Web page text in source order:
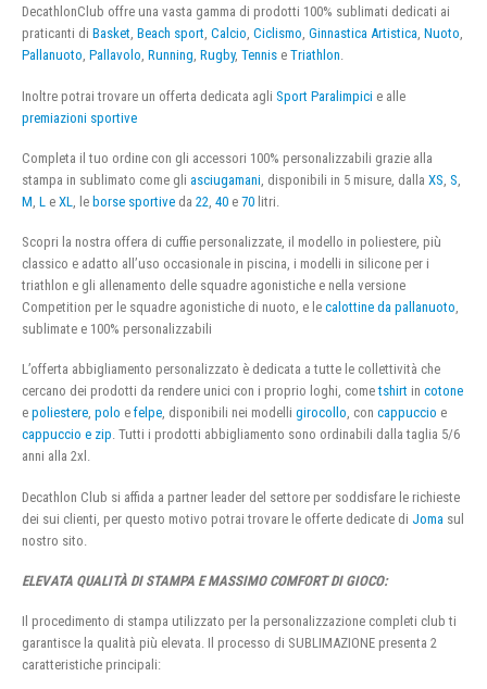
DecathlonClub offre una vasta gamma di prodotti 100% sublimati dedicati ai
praticanti di Basket, Beach sport, Calcio, Ciclismo, Ginnastica Artistica, Nuoto,
Pallanuoto, Pallavolo, Running, Rugby, Tennis e Triathlon.
Inoltre potrai trovare un offerta dedicata agli Sport Paralimpici e alle
premiazioni sportive
Completa il tuo ordine con gli accessori 100% personalizzabili grazie alla
stampa in sublimato come gli asciugamani , disponibili in 5 misure, dalla XS S
M L e XL , le borse sportive da 22 40 e 70 litri.
Scopri la nostra offera di cuffie personalizzate, il modello in poliestere, più
classico e adatto all’uso occasionale in piscina, i modelli in silicone per i
triathlon e gli allenamento delle squadre agonistiche e nella versione
Competition per le squadre agonistiche di nuoto, e le calottine da pallanuoto,
sublimate e 100% personalizzabili
L’offerta abbigliamento personalizzato è dedicata a tutte le collettività che
cercano dei prodotti da rendere unici con i proprio loghi, cometshirt in cotone
e poliestere, polo e felpe, disponibili nei modelli girocollo, con cappuccio e
cappuccio e zip. Tutti i prodotti abbigliamento sono ordinabili dalla taglia 5/6
anni alla 2xl.
Decathlon Club si affida a partner leader del settore per soddisfare le richieste
dei sui clienti, per questo motivo potrai trovare le offerte dedicate di Joma sul
nostro sito.
ELEVATA QUALITÀ DI STAMPA E MASSIMO COMFORT DI GIOCO:
Il procedimento di stampa utilizzato per la personalizzazione completi club ti
garantisce la qualità più elevata. Il processo di SUBLIMAZIONE presenta 2
caratteristiche principali: